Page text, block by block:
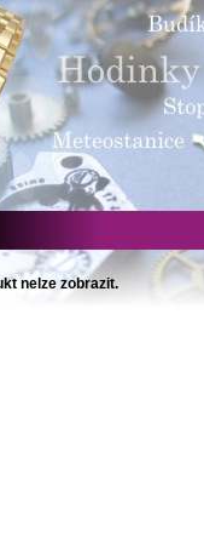
nelze zobrazit.